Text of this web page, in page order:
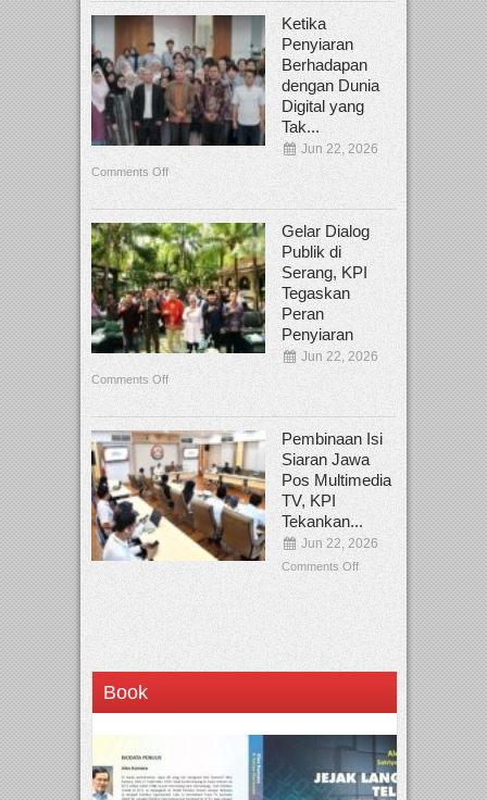
Ketika
Penyiaran
Berhadapan
dengan Dunia
Digital yang
Tak...
Jun 22, 2026
Comments Off
Gelar Dialog
Publik di
Serang, KPI
Tegaskan
Peran
Penyiaran
Jun 22, 2026
Comments Off
Pembinaan Isi
Siaran Jawa
Pos Multimedia
TV, KPI
Tekankan...
Jun 22, 2026
Comments Off
Book